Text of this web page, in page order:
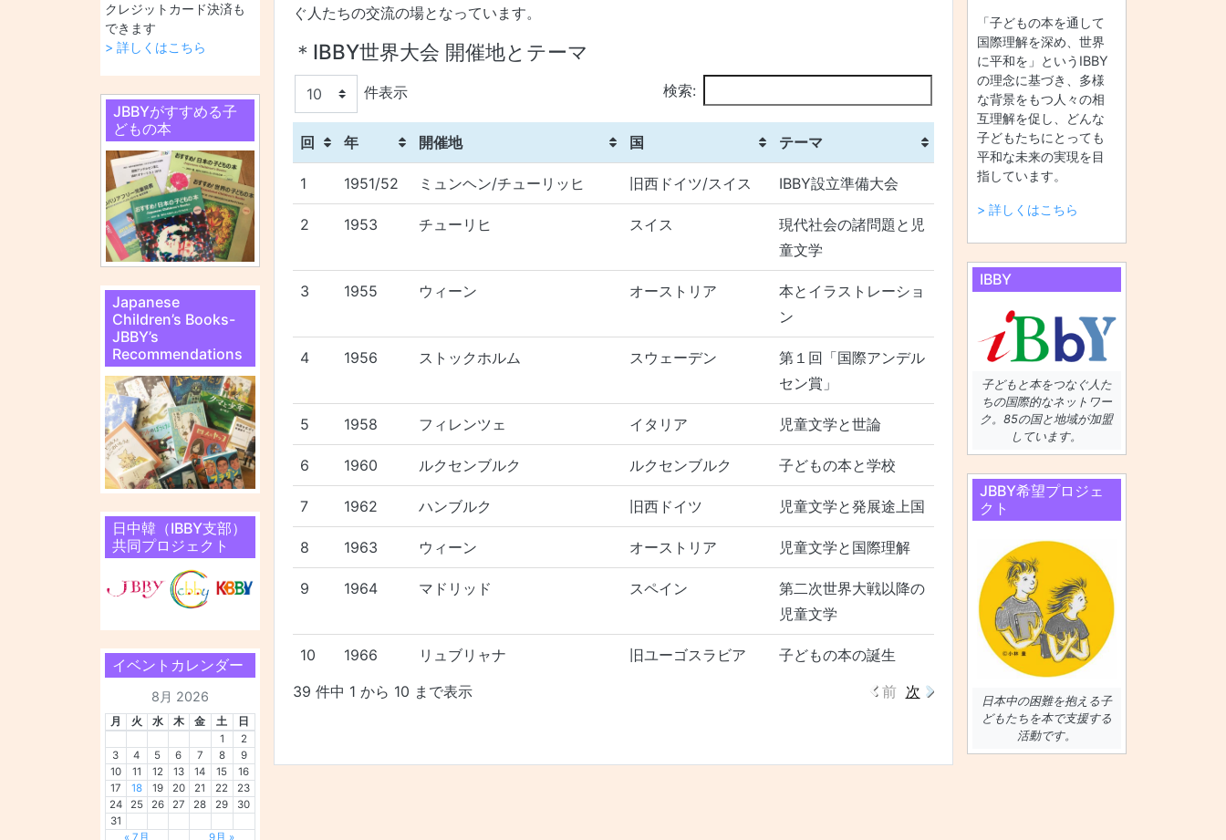
クレジットカード決済も
できます
> 詳しくはこちら
JBBYがすすめる子
どもの本
Japanese
Children’s Books-
JBBY’s
Recommendations
日中韓（IBBY支部）
共同プロジェクト
イベントカレンダー
8月 2026
月 火 水 木 金 土
日
1
2
3
4 5 6 7 8
9
10
11 12 13 14 15
16
17
18 19 20 21 22
23
24
25 26 27 28 29
30
31
« 7月
9月 »
ぐ人たちの交流の場となっています。
＊IBBY世界大会 開催地とテーマ
件表示 検索:
回 年 開催地 国 テーマ
1 1951/52 ミュンヘン/チューリッヒ 旧西ドイツ/スイス IBBY設立準備大会
2 1953 チューリヒ スイス
現代社会の諸問題と児
童文学
3 1955 ウィーン オーストリア
本とイラストレーショ
ン
4 1956 ストックホルム スウェーデン
第１回「国際アンデル
セン賞」
5 1958 フィレンツェ イタリア 児童文学と世論
6 1960 ルクセンブルク ルクセンブルク 子どもの本と学校
7 1962 ハンブルク 旧西ドイツ 児童文学と発展途上国
8 1963 ウィーン オーストリア 児童文学と国際理解
9 1964 マドリッド スペイン
第二次世界大戦以降の
児童文学
10 1966 リュブリャナ 旧ユーゴスラビア
子どもの本の誕生
39 件中 1 から 10 まで表示
前 次
「子どもの本を通して
国際理解を深め、世界
に平和を」というIBBY
の理念に基づき、多様
な背景をもつ人々の相
互理解を促し、どんな
子どもたちにとっても
平和な未来の実現を目
指しています。
> 詳しくはこちら
IBBY
子どもと本をつなぐ人た
ちの国際的なネットワー
ク。85の国と地域が加盟
しています。
JBBY希望プロジェ
クト
日本中の困難を抱える子
どもたちを本で支援する
活動です。